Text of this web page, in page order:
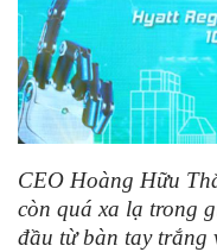
CEO Hoàng Hữu
còn quá xa lạ trong
đầu từ bàn tay trắng